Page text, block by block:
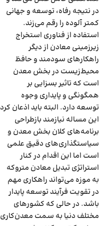
در نتیجه رفاه، توسعه و جهانی
کمتر آلوده را رقم می‌‌‌زند.
استفاده از فناوری استخراج
زیرزمینی معادن از دیگر
راهکارهای سودمند و حافظ
محیط‌زیست در بخش معدن
است که تاثیر بسزایی بر
همگونگی و پایداری وجوه
توسعه دارد. البته باید اذعان کرد
این مساله نیازمند بازطراحی
برنامه‌‌‌های کلان بخش معدن و
سیاستگذاری‌‌‌های دقیق علمی
است اما این اقدام در کنار
استراتژی تبدیل معادن متروکه
به موزه می‌تواند راهکاری مهم
در تقویت فرآیند توسعه پایدار
باشد. در حالی که کشورهای
مختلف دنیا به سمت معدن‌کاری